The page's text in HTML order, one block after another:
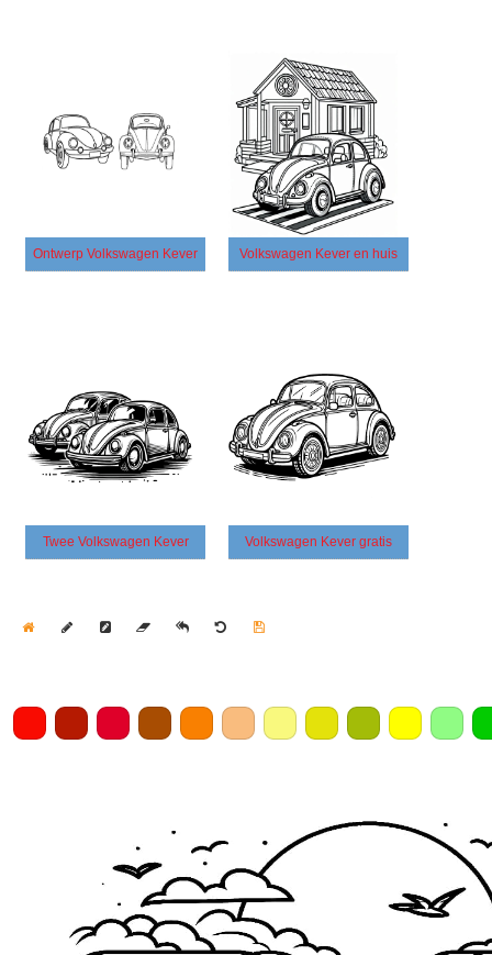
Ontwerp Volkswagen Kever Volkswagen Kever en huis
Twee Volkswagen Kever Volkswagen Kever gratis